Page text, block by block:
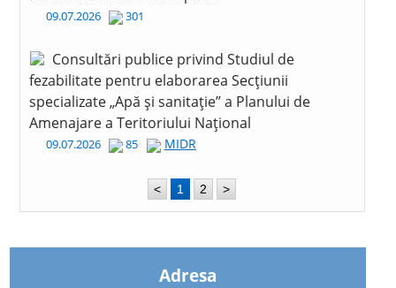
09.07.2026 301
Consultări publice privind Studiul de
fezabilitate pentru elaborarea Secțiunii
specializate „Apă și sanitație” a Planului de
Amenajare a Teritoriului Național
09.07.2026 85 MIDR
< 1 2 >
Adresa